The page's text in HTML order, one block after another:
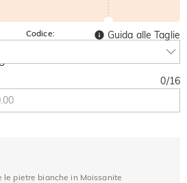
Codice:
SUMMER
Guida alle Taglie
0/16
pietre bianche in Moissanite